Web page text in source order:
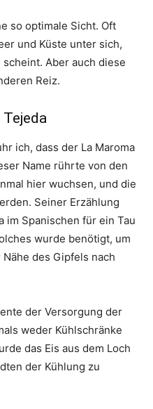
so optimale Sicht. Oft
und Küste unter sich,
Aber auch diese
Reiz.
ich, dass der La Maroma
Name rührte von den
hier wuchsen, und die
Seiner Erzählung
im Spanischen für ein Tau
wurde benötigt, um
des Gipfels nach
der Versorgung der
weder Kühlschränke
das Eis aus dem Loch
der Kühlung zu